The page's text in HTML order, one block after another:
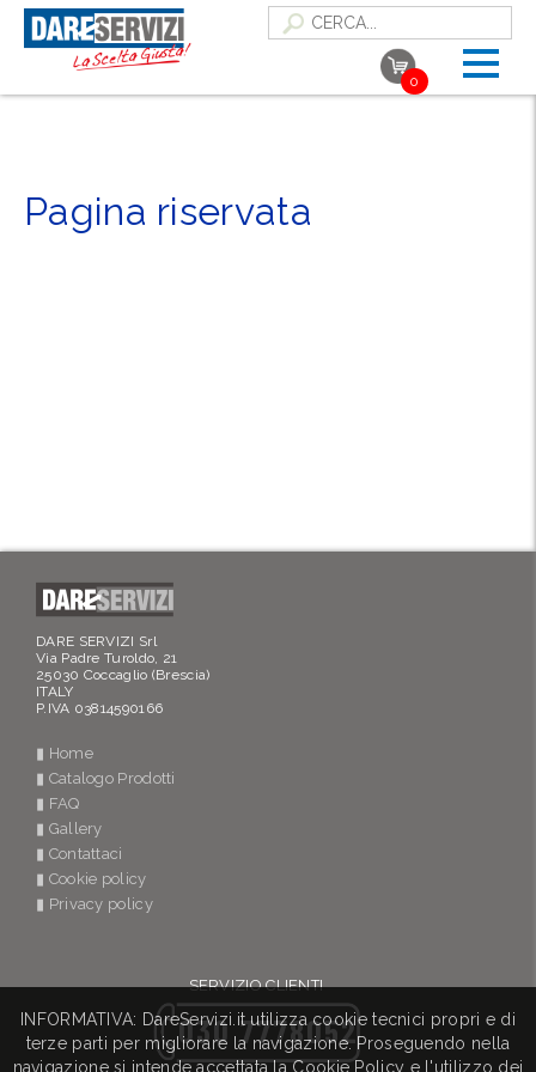
0
Pagina riservata
DARE SERVIZI Srl
Via Padre Turoldo, 21
25030 Coccaglio (Brescia)
ITALY
P.IVA 03814590166
▮ Home
▮ Catalogo Prodotti
▮ FAQ
▮ Gallery
▮ Contattaci
▮ Cookie policy
▮ Privacy policy
SERVIZIO CLIENTI
030 7778052
INFORMATIVA: DareServizi.it utilizza cookie tecnici propri e di
terze parti per migliorare la navigazione. Proseguendo nella
navigazione si intende accettata la Cookie Policy e l'utilizzo dei